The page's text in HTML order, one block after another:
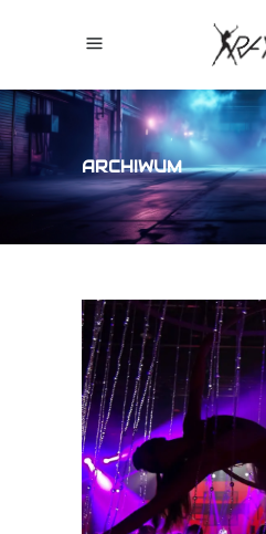
ARCHIWUM